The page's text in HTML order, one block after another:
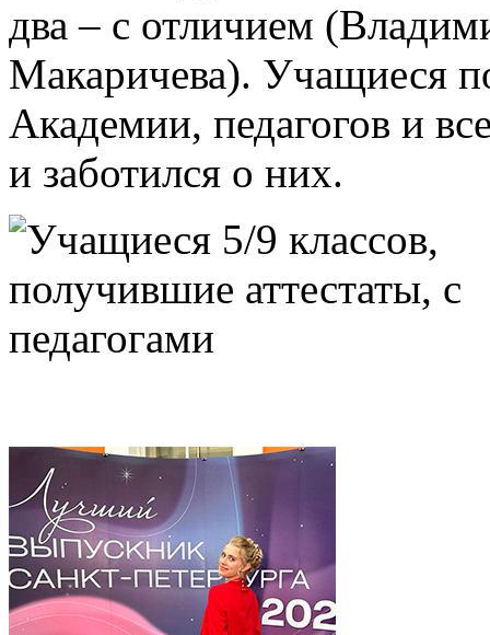
два – с отличием
Макаричева). Учащиеся
Академии, педагогов и
и заботился о них.